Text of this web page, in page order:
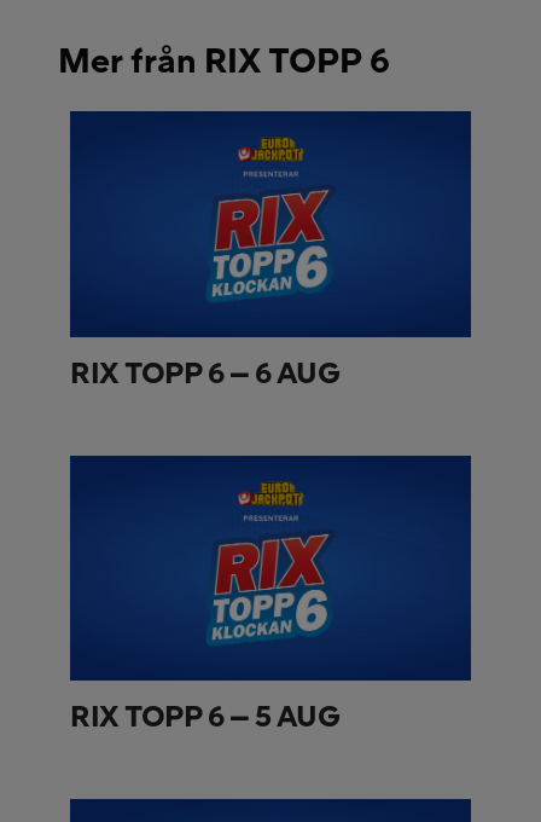
Mer från RIX TOPP 6
RIX TOPP 6 – 6 AUG
RIX TOPP 6 – 5 AUG